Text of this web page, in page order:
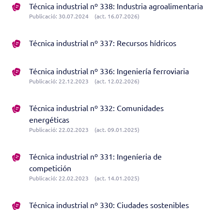
Técnica industrial nº 338: Industria agroalimentaria
Publicació: 30.07.2024 (act. 16.07.2026)
Técnica industrial nº 337: Recursos hídricos
Técnica industrial nº 336: Ingeniería ferroviaria
Publicació: 22.12.2023 (act. 12.02.2026)
Técnica industrial nº 332: Comunidades
energéticas
Publicació: 22.02.2023 (act. 09.01.2025)
Técnica industrial nº 331: Ingeníeria de
competición
Publicació: 22.02.2023 (act. 14.01.2025)
Técnica industrial nº 330: Ciudades sostenibles